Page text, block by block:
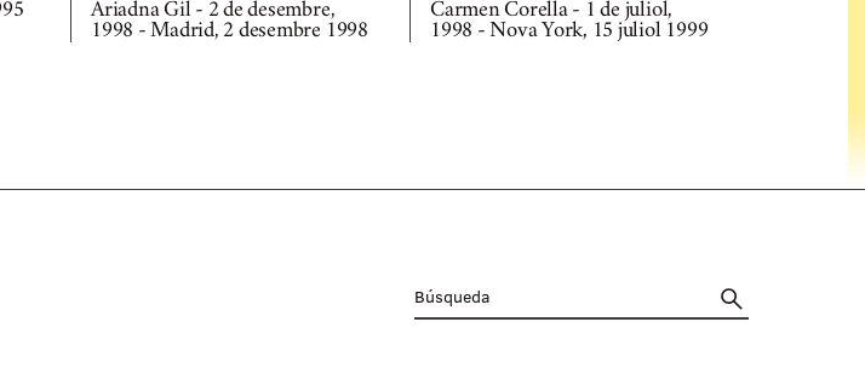
Ariadna Gil - 2 de desembre,
1998 - Madrid, 2 desembre 1998
Carmen Corella - 1 de juliol,
1998 - Nova York, 15 juliol 1999